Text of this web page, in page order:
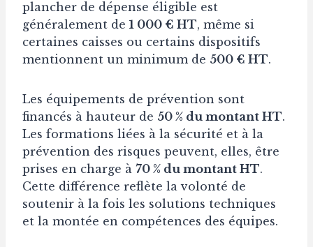
plancher de dépense éligible est
généralement de 1 000 € HT, même si
certaines caisses ou certains dispositifs
mentionnent un minimum de 500 € HT.
Les équipements de prévention sont
financés à hauteur de 50 % du montant HT.
Les formations liées à la sécurité et à la
prévention des risques peuvent, elles, être
prises en charge à 70 % du montant HT.
Cette différence reflète la volonté de
soutenir à la fois les solutions techniques
et la montée en compétences des équipes.